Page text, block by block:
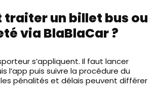
traiter un billet bus ou
via BlaBlaCar ?
s’appliquent. Il faut lancer
l’app puis suivre la procédure du
pénalités et délais peuvent différer